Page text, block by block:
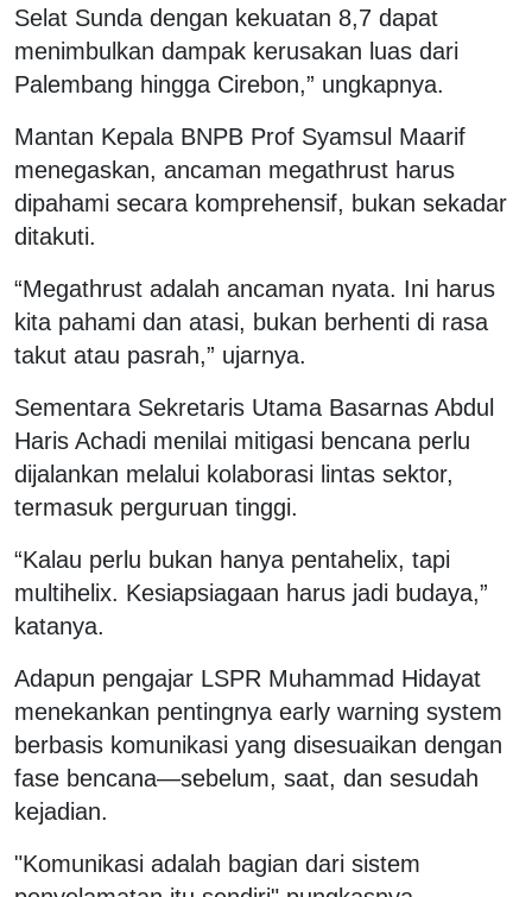
Selat Sunda dengan kekuatan 8,7 dapat
menimbulkan dampak kerusakan luas dari
Palembang hingga Cirebon,” ungkapnya.
Mantan Kepala BNPB Prof Syamsul Maarif
menegaskan, ancaman megathrust harus
dipahami secara komprehensif, bukan sekadar
ditakuti.
“Megathrust adalah ancaman nyata. Ini harus
kita pahami dan atasi, bukan berhenti di rasa
takut atau pasrah,” ujarnya.
Sementara Sekretaris Utama Basarnas Abdul
Haris Achadi menilai mitigasi bencana perlu
dijalankan melalui kolaborasi lintas sektor,
termasuk perguruan tinggi.
“Kalau perlu bukan hanya pentahelix, tapi
multihelix. Kesiapsiagaan harus jadi budaya,”
katanya.
Adapun pengajar LSPR Muhammad Hidayat
menekankan pentingnya early warning system
berbasis komunikasi yang disesuaikan dengan
fase bencana—sebelum, saat, dan sesudah
kejadian.
"Komunikasi adalah bagian dari sistem